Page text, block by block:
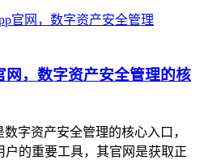
网，数字资产安全管理的核
数字资产安全管理的核心入口，
户的重要工具，其官网是获取正